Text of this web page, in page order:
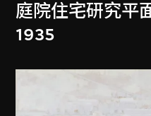
庭院住宅研究平
1935